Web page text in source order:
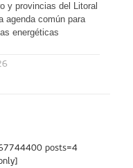
y provincias del Litoral
agenda común para
energéticas
posts=4